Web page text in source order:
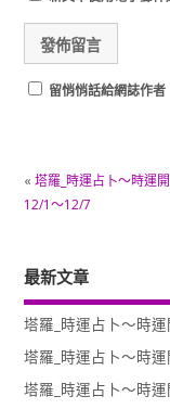
留悄悄話給網誌作者
« 塔羅_時運占卜～時運
12/1～12/7
最新文章
塔羅_時運占卜～時
塔羅_時運占卜～時
塔羅_時運占卜～時